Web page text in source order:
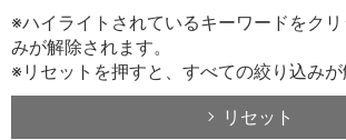
※ハイライトされているキーワードをク
みが解除されます。
※リセットを押すと、すべての絞り込みが
リセット